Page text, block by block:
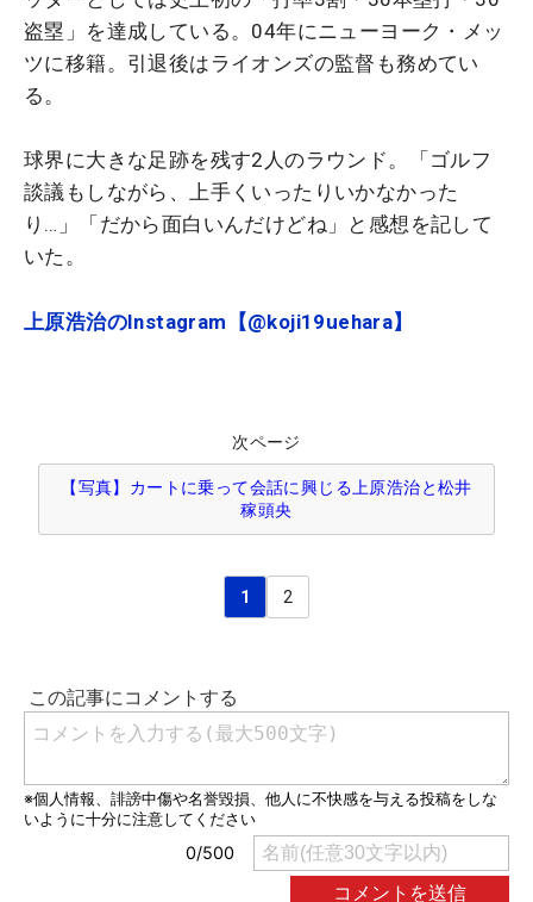
盗塁」を達成している。04年にニューヨーク・メッ
ツに移籍。引退後はライオンズの監督も務めてい
る。
球界に大きな足跡を残す2人のラウンド。「ゴルフ
談議もしながら、上手くいったりいかなかった
り…」「だから面白いんだけどね」と感想を記して
いた。
上原浩治のInstagram【@koji19uehara】
次ページ
【写真】カートに乗って会話に興じる上原浩治と松井
稼頭央
1 2